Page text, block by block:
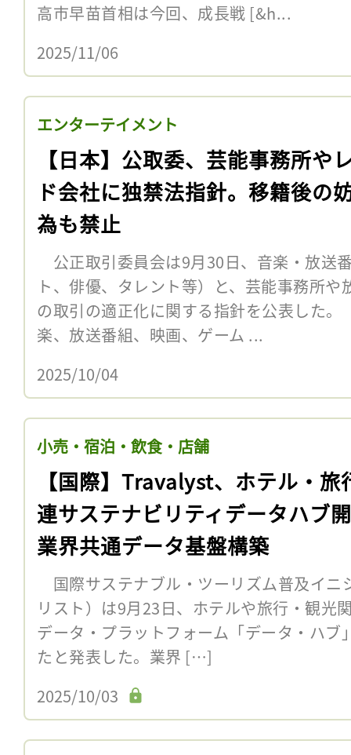
高市早苗首相は今回、成長戦 [&h...
2025/11/06
エンターテイメント
【日本】公取委、芸能事務所や
ド会社に独禁法指針。移籍後の
為も禁止
公正取引委員会は9月30日、音楽・放送
ト、俳優、タレント等）と、芸能事務所
の取引の適正化に関する指針を公表した
楽、放送番組、映画、ゲーム ...
2025/10/04
小売・宿泊・飲食・店舗
【国際】Travalyst、ホテル・旅
連サステナビリティデータハブ
業界共通データ基盤構築
国際サステナブル・ツーリズム普及イニ
リスト）は9月23日、ホテルや旅行・観光
データ・プラットフォーム「データ・ハブ
たと発表した。業界 […]
2025/10/03